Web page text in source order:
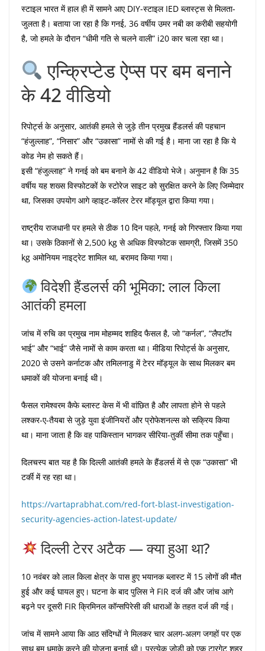
स्टाइल भारत में हाल ही में सामने आए DIY-स्टाइल IED ब्लास्ट्स से मिलता-
जुलता है। बताया जा रहा है कि गनई, 36 वर्षीय उमर नबी का करीबी सहयोगी
है, जो हमले के दौरान “धीमी गति से चलने वाली” i20 कार चला रहा था।
एन्क्रिप्टेड ऐप्स पर बम बनाने
के 42 वीडियो
रिपोर्ट्स के अनुसार, आतंकी हमले से जुड़े तीन प्रमुख हैंडलर्स की पहचान
“हंजुल्लाह”, “निसार” और “उकासा” नामों से की गई है। माना जा रहा है कि ये
कोड नेम हो सकते हैं।
इसी “हंजुल्लाह” ने गनई को बम बनाने के 42 वीडियो भेजे। अनुमान है कि 35
वर्षीय यह शख्स विस्फोटकों के स्टोरेज साइट को सुरक्षित करने के लिए जिम्मेदार
था, जिसका उपयोग आगे व्हाइट-कॉलर टेरर मॉड्यूल द्वारा किया गया।
राष्ट्रीय राजधानी पर हमले से ठीक 10 दिन पहले, गनई को गिरफ्तार किया गया
था। उसके ठिकानों से 2,500 kg से अधिक विस्फोटक सामग्री, जिसमें 350
kg अमोनियम नाइट्रेट शामिल था, बरामद किया गया।
विदेशी हैंडलर्स की भूमिका: लाल किला
आतंकी हमला
जांच में रुचि का प्रमुख नाम मोहम्मद शाहिद फैसल है, जो “कर्नल”, “लैपटॉप
भाई” और “भाई” जैसे नामों से काम करता था। मीडिया रिपोर्ट्स के अनुसार,
2020 से उसने कर्नाटक और तमिलनाडु में टेरर मॉड्यूल के साथ मिलकर बम
धमाकों की योजना बनाई थी।
फैसल रामेश्वरम कैफे ब्लास्ट केस में भी वांछित है और लापता होने से पहले
लश्कर-ए-तैयबा से जुड़े युवा इंजीनियरों और प्रोफेशनल्स को सक्रिय किया
था। माना जाता है कि वह पाकिस्तान भागकर सीरिया-तुर्की सीमा तक पहुँचा।
दिलचस्प बात यह है कि दिल्ली आतंकी हमले के हैंडलर्स में से एक “उकासा” भी
टर्की में रह रहा था।
https://vartaprabhat.com/red-fort-blast-investigation-
security-agencies-action-latest-update/
दिल्ली टेरर अटैक — क्या हुआ था?
10 नवंबर को लाल किला क्षेत्र के पास हुए भयानक ब्लास्ट में 15 लोगों की मौत
हुई और कई घायल हुए। घटना के बाद पुलिस ने FIR दर्ज की और जांच आगे
बढ़ने पर दूसरी FIR क्रिमिनल कॉन्सपिरेसी की धाराओं के तहत दर्ज की गई।
जांच में सामने आया कि आठ संदिग्धों ने मिलकर चार अलग-अलग जगहों पर एक
साथ बम धमाके करने की योजना बनाई थी। प्रत्येक जोड़ी को एक टारगेट शहर